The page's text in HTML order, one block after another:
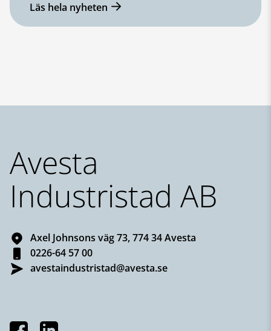
Läs hela nyheten
Avesta
Industristad AB
Axel Johnsons väg 73, 774 34 Avesta
0226-64 57 00
avestaindustristad@avesta.se